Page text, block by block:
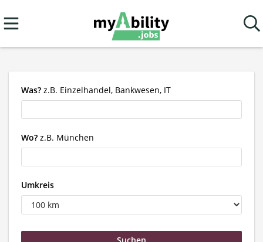
Was? z.B. Einzelhandel, Bankwesen, IT
Wo? z.B. München
Umkreis